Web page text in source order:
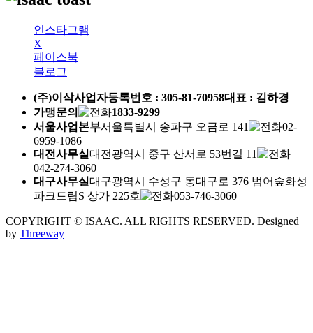
인스타그램
X
페이스북
블로그
(주)이삭사업자등록번호 : 305-81-70958대표 : 김하경
가맹문의
1833-9299
서울사업본부서울특별시 송파구 오금로 141
02-
6959-1086
대전사무실대전광역시 중구 산서로 53번길 11
042-274-3060
대구사무실대구광역시 수성구 동대구로 376 범어숲화성
파크드림S 상가 225호
053-746-3060
COPYRIGHT © ISAAC. ALL RIGHTS RESERVED. Designed
by Threeway